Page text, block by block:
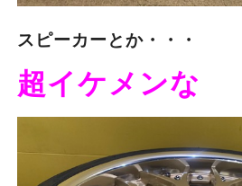
スピーカーとか・・・
超イケメンな